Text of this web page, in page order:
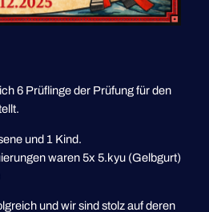
6 Prüflinge der Prüfung für den
und 1 Kind.
waren 5x 5.kyu (Gelbgurt)
und wir sind stolz auf deren